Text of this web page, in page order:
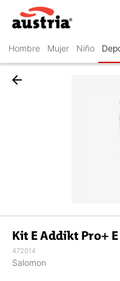
Hombre Mujer Niño
arrow_back
Kit E Addikt Pro+ E
472014
Salomon